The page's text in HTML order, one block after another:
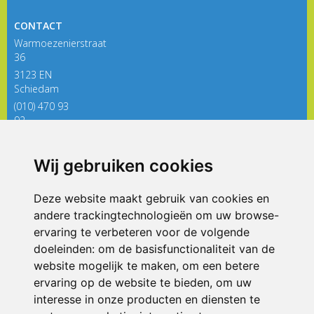
Wij gebruiken cookies
Deze website maakt gebruik van cookies en
andere trackingtechnologieën om uw browse-
ervaring te verbeteren voor de volgende
doeleinden: om de basisfunctionaliteit van de
website mogelijk te maken, om een betere
ervaring op de website te bieden, om uw
interesse in onze producten en diensten te
Formulieren
SIKO
CONTACT
Warmoezenierstraat
36
3123 EN
Schiedam
(010) 470 93
92
ONDERDEEL VAN
© 2026 De Regenboog | Alle rechten voorbehouden